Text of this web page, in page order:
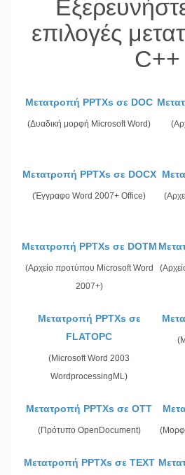
επιλογές
C++
Μετατροπή PPTXs σε DOC
(Δυαδική μορφή Microsoft Word)
Μετατροπή PPTXs σε DOCX
(Έγγραφο Word 2007+ Office)
Μετατροπή PPTXs σε DOTM
(Αρχείο προτύπου Microsoft Word
2007+)
Μετατροπή PPTXs σε
FLATOPC
(Microsoft Word 2003
WordprocessingML)
Μετατροπή PPTXs σε OTT
(Πρότυπο OpenDocument)
Μετατροπή PPTXs σε TEXT